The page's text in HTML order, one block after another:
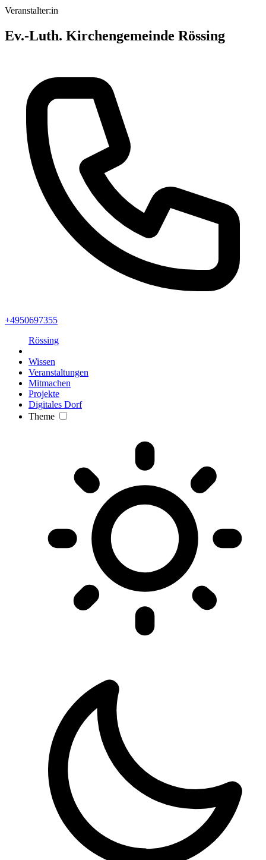
Veranstalter:in
Ev.-Luth. Kirchengemeinde Rössing
+4950697355
Rössing
Wissen
Veranstaltungen
Mitmachen
Projekte
Digitales Dorf
Theme